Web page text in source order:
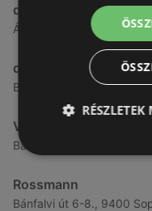
dm
Ágfalvi út 4, 9400, 9400
dm
Besenyő u. 23, 9400
Vianni
Bánfalvi út 14., 9400
Rossmann
Bánfalvi út 6-8., 9400
RÉSZLETEK